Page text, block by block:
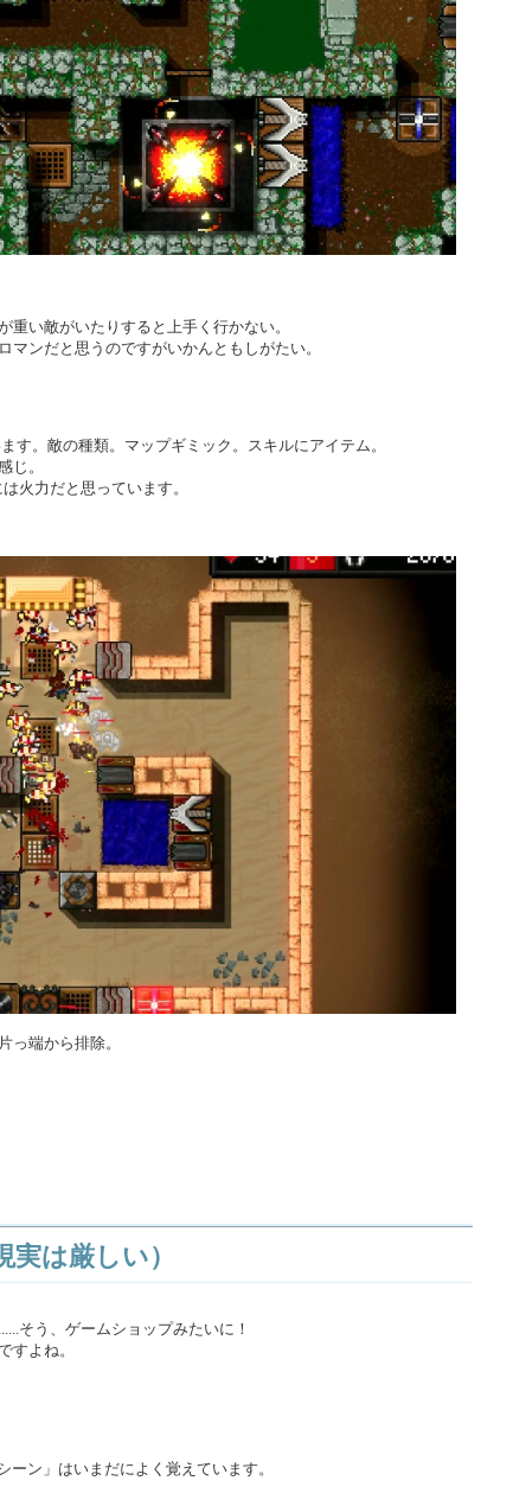
い敵がいたりすると上手く行かない。
ンだと思うのですがいかんともしがたい。
す。敵の種類。マップギミック。スキルにアイテム。
じ。
火力だと思っています。
っ端から排除。
は厳しい）
そう、ゲームショップみたいに！
すよね。
ン」はいまだによく覚えています。